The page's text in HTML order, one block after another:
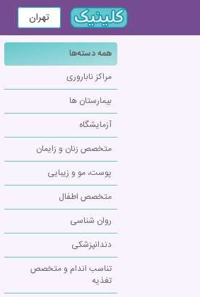
تهران
همه دسته‌ها
مراکز ناباروری
بیمارستان ها
آزمایشگاه
متخصص زنان و زایمان
پوست، مو و زیبایی
متخصص اطفال
روان شناسی
دندانپزشکی
تناسب اندام و متخصص
تغذیه